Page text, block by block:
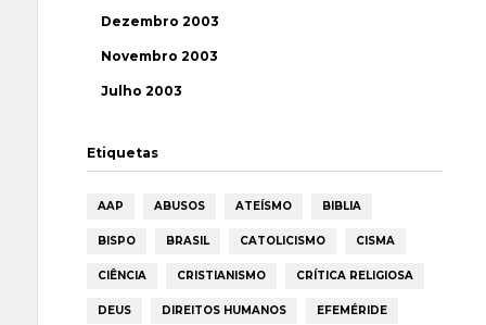
Dezembro 2003
Novembro 2003
Julho 2003
Etiquetas
AAP ABUSOS ATEÍSMO BIBLIA
BISPO BRASIL CATOLICISMO CISMA
CIÊNCIA CRISTIANISMO CRÍTICA RELIGIOSA
DEUS DIREITOS HUMANOS EFEMÉRIDE